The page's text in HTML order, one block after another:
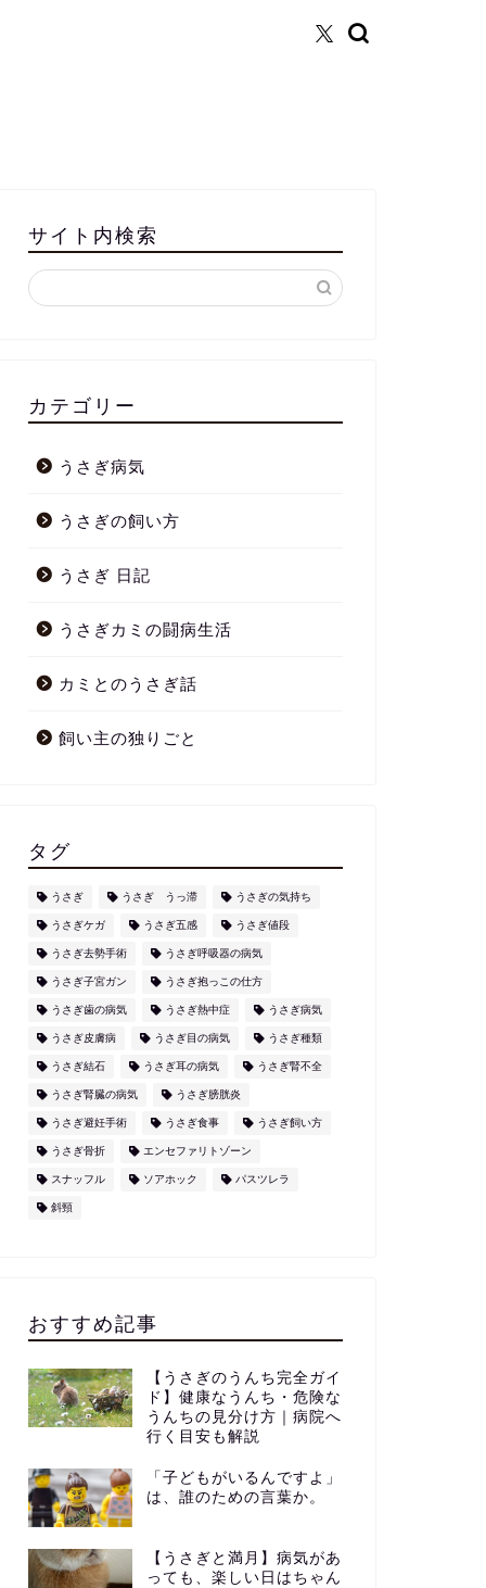
サイト内検索
カテゴリー
うさぎ病気
うさぎの飼い方
うさぎ 日記
うさぎカミの闘病生活
カミとのうさぎ話
飼い主の独りごと
タグ
うさぎ うさぎ うっ滞 うさぎの気持ち
うさぎケガ うさぎ五感 うさぎ値段
うさぎ去勢手術 うさぎ呼吸器の病気
うさぎ子宮ガン うさぎ抱っこの仕方
うさぎ歯の病気 うさぎ熱中症 うさぎ病気
うさぎ皮膚病 うさぎ目の病気 うさぎ種類
うさぎ結石 うさぎ耳の病気 うさぎ腎不全
うさぎ腎臓の病気 うさぎ膀胱炎
うさぎ避妊手術 うさぎ食事 うさぎ飼い方
うさぎ骨折 エンセファリトゾーン
スナッフル ソアホック パスツレラ
斜頸
おすすめ記事
【うさぎのうんち完全ガイ
ド】健康なうんち・危険な
うんちの見分け方｜病院へ
行く目安も解説
「子どもがいるんですよ」
は、誰のための言葉か。
【うさぎと満月】病気があ
っても、楽しい日はちゃん